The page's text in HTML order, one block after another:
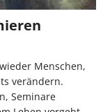
Menschen,
verändern.
Seminare